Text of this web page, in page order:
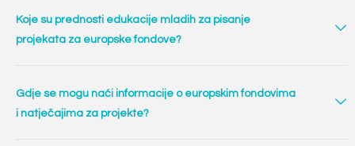
Koje su prednosti edukacije mladih za pisanje
projekata za europske fondove?
Gdje se mogu naći informacije o europskim fondovima
i natječajima za projekte?